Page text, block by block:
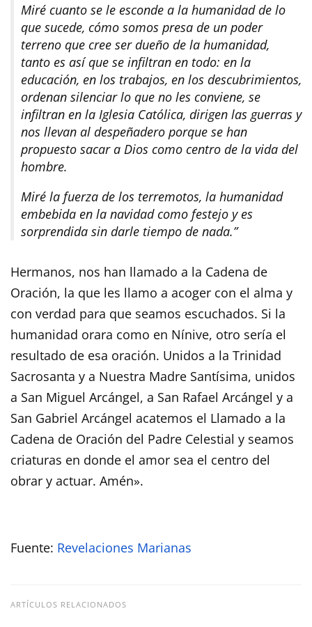
Miré cuanto se le esconde a la humanidad de lo
que sucede, cómo somos presa de un poder
terreno que cree ser dueño de la humanidad,
tanto es así que se infiltran en todo: en la
educación, en los trabajos, en los descubrimientos,
ordenan silenciar lo que no les conviene, se
infiltran en la Iglesia Católica, dirigen las guerras y
nos llevan al despeñadero porque se han
propuesto sacar a Dios como centro de la vida del
hombre.
Miré la fuerza de los terremotos, la humanidad
embebida en la navidad como festejo y es
sorprendida sin darle tiempo de nada.”
Hermanos, nos han llamado a la Cadena de
Oración, la que les llamo a acoger con el alma y
con verdad para que seamos escuchados. Si la
humanidad orara como en Nínive, otro sería el
resultado de esa oración. Unidos a la Trinidad
Sacrosanta y a Nuestra Madre Santísima, unidos
a San Miguel Arcángel, a San Rafael Arcángel y a
San Gabriel Arcángel acatemos el Llamado a la
Cadena de Oración del Padre Celestial y seamos
criaturas en donde el amor sea el centro del
obrar y actuar. Amén».
Fuente: Revelaciones Marianas
ARTÍCULOS RELACIONADOS